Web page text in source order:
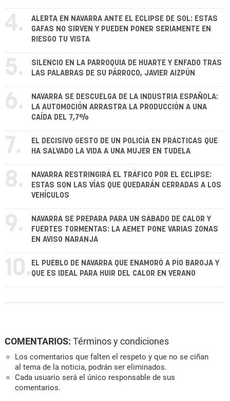
4.
ALERTA EN NAVARRA ANTE EL ECLIPSE DE SOL: ESTAS
GAFAS NO SIRVEN Y PUEDEN PONER SERIAMENTE EN
RIESGO TU VISTA
5.
SILENCIO EN LA PARROQUIA DE HUARTE Y ENFADO TRAS
LAS PALABRAS DE SU PÁRROCO, JAVIER AIZPÚN
6.
NAVARRA SE DESCUELGA DE LA INDUSTRIA ESPAÑOLA:
LA AUTOMOCIÓN ARRASTRA LA PRODUCCIÓN A UNA
CAÍDA DEL 7,7%
7.
EL DECISIVO GESTO DE UN POLICÍA EN PRÁCTICAS QUE
HA SALVADO LA VIDA A UNA MUJER EN TUDELA
8.
NAVARRA RESTRINGIRÁ EL TRÁFICO POR EL ECLIPSE:
ESTAS SON LAS VÍAS QUE QUEDARÁN CERRADAS A LOS
VEHÍCULOS
9.
NAVARRA SE PREPARA PARA UN SÁBADO DE CALOR Y
FUERTES TORMENTAS: LA AEMET PONE VARIAS ZONAS
EN AVISO NARANJA
10. EL PUEBLO DE NAVARRA QUE ENAMORÓ A PÍO BAROJA Y
QUE ES IDEAL PARA HUIR DEL CALOR EN VERANO
COMENTARIOS: Términos y condiciones
Los comentarios que falten el respeto y que no se ciñan
al tema de la noticia, podrán ser eliminados.
Cada usuario será el único responsable de sus
comentarios.